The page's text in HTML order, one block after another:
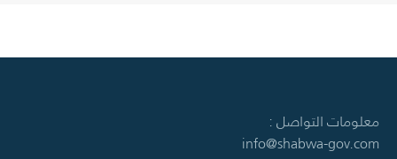
معلومات التواصل :
info@shabwa-gov.com